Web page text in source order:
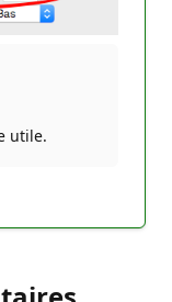
utile.